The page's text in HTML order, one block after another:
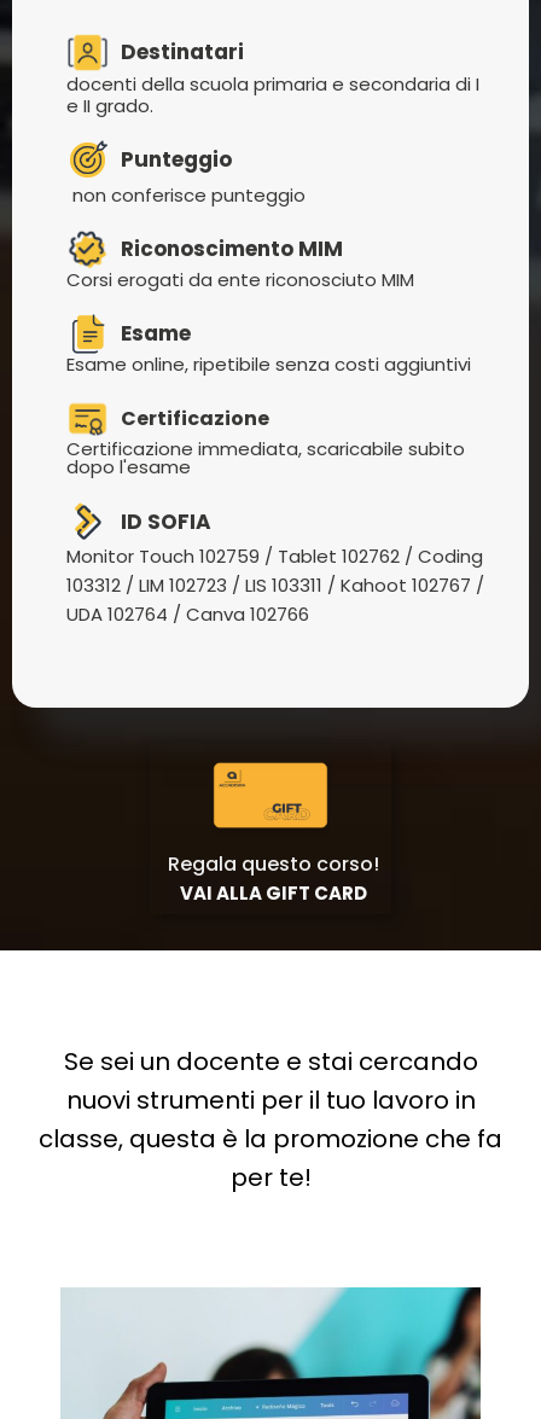
Destinatari
docenti della scuola primaria e secondaria di I
e II grado.
Punteggio
non conferisce punteggio
Riconoscimento MIM
Corsi erogati da ente riconosciuto MIM
Esame
Esame online, ripetibile senza costi aggiuntivi
Certificazione
Certificazione immediata, scaricabile subito
dopo l'esame
ID SOFIA
Monitor Touch 102759 / Tablet 102762 / Coding
103312 / LIM 102723 / LIS 103311 / Kahoot 102767 /
UDA 102764 / Canva 102766
Regala questo corso!
VAI ALLA GIFT CARD
Se sei un docente e stai cercando
nuovi strumenti per il tuo lavoro in
classe, questa è la promozione che fa
per te!